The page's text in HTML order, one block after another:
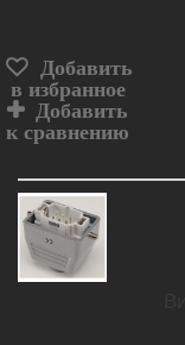
Добавить
в избранное
Добавить
к сравнению